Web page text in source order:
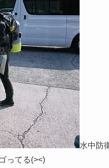
水中防
ってる(><)